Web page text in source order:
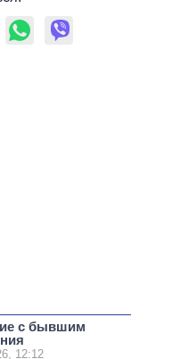
с бывшим
12:12